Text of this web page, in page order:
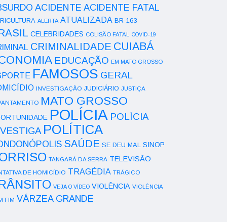
ACIDENTE ACIDENTE FATAL
ALERTA ATUALIZADA BR-163
CELEBRIDADES COLISÃO FATAL COVID-19
CRIMINALIDADE CUIABÁ
EDUCAÇÃO EM MATO GROSSO
FAMOSOS GERAL
INVESTIGAÇÃO JUDICIÁRIO JUSTIÇA
MATO GROSSO
POLÍCIA POLÍCIA
POLÍTICA
SAÚDE SE DEU MAL SINOP
TANGARÁ DA SERRA TELEVISÃO
DE HOMICÍDIO TRAGÉDIA TRÁGICO
VEJA O VÍDEO VIOLÊNCIA VIOLÊNCIA
FIM VÁRZEA GRANDE